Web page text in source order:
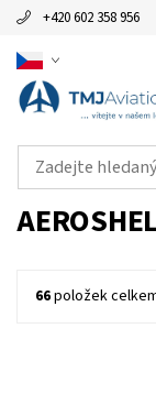
+420 602 358 956
66položek